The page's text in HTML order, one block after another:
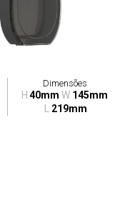
Dimensões
H 40mm W 145mm
219mm